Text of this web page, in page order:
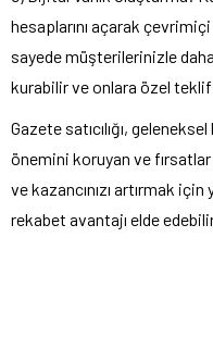
hesaplarını açarak
sayede müşterilerinizle
kurabilir ve onlara özel
Gazete satıcılığı,
önemini koruyan ve
ve kazancınızı artırmak
rekabet avantajı elde